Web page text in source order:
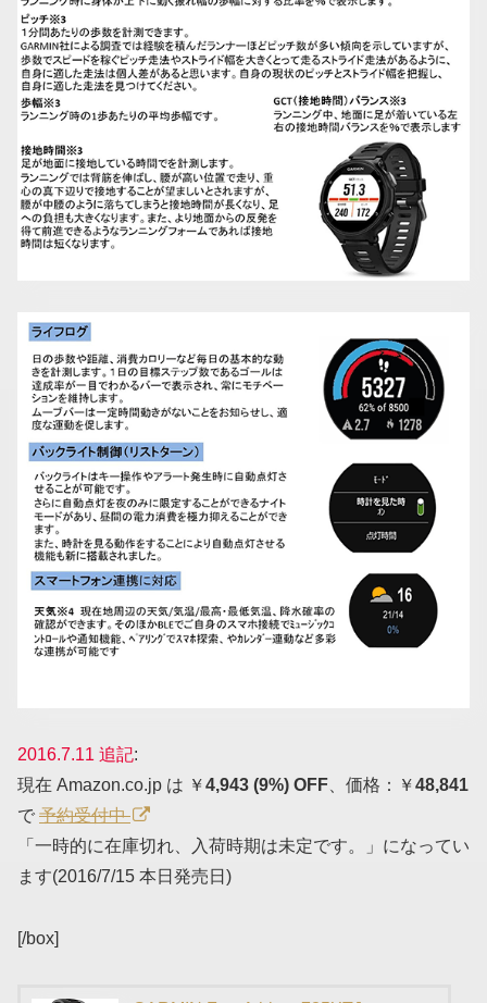
2016.7.11 追記:
現在 Amazon.co.jp は ￥4,943 (9%) OFF 、価格：￥48,841
で 予約受付中
「一時的に在庫切れ、入荷時期は未定です。」になってい
ます(2016/7/15 本日発売日)
[/box]